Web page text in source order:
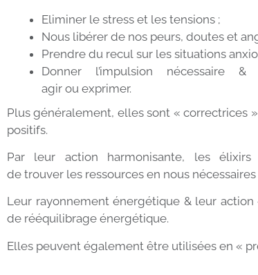
Eliminer le stress et les tensions ;
Nous libérer de nos peurs, doutes et
Prendre du recul sur les situations
Donner l’impulsion nécessaire
agir ou exprimer.
Plus généralement, elles sont « correctrices
positifs.
Par leur action harmonisante, les
de trouver les ressources en nous
Leur rayonnement énergétique & leur
de rééquilibrage énergétique.
Elles peuvent également être utilisées en «